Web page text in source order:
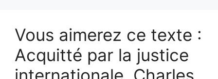
Vous aimerez ce texte :
Acquitté par la justice
internationale, Charles